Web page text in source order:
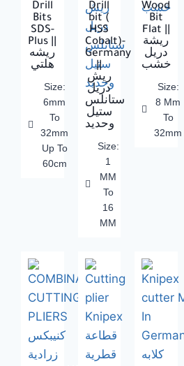
Drill
Bits
SDS-
Plus ||
ريشه
هلتي
Size:
6mm
To
32mm
Up To
60cm
Drill
bit (
HSS
Cobalt)-
Germany
||
ريش
دريل
ستانلس
ستيل
وحديد
Size:
1
MM
To
16
MM
Wood
Bit
Flat ||
ريشة
دريل
خشب
Size:
8 Mm
To
32mm